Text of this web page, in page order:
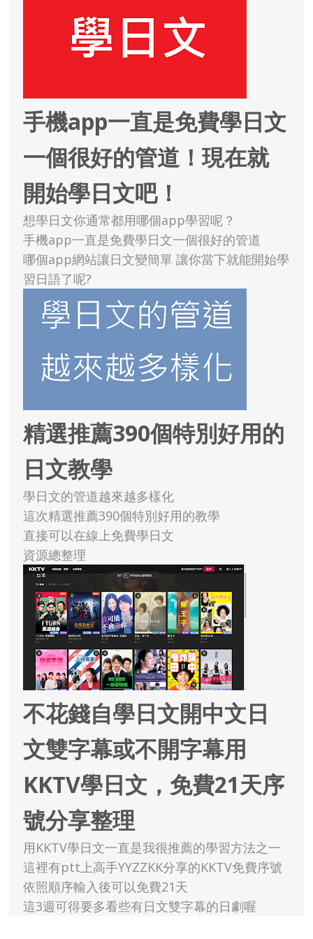
手機app一直是免費學日文
一個很好的管道！現在就
開始學日文吧！
想學日文你通常都用哪個app學習呢？
手機app一直是免費學日文一個很好的管道
哪個app網站讓日文變簡單 讓你當下就能開始學
習日語了呢?
精選推薦390個特別好用的
日文教學
學日文的管道越來越多樣化
這次精選推薦390個特別好用的教學
直接可以在線上免費學日文
資源總整理
不花錢自學日文開中文日
文雙字幕或不開字幕用
KKTV學日文，免費21天序
號分享整理
用KKTV學日文一直是我很推薦的學習方法之一
這裡有ptt上高手YYZZKK分享的KKTV免費序號
依照順序輸入後可以免費21天
這3週可得要多看些有日文雙字幕的日劇喔